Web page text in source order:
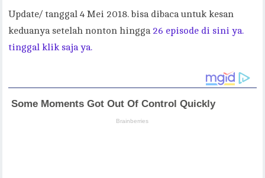
Update/ tanggal 4 Mei 2018. bisa dibaca untuk kesan
keduanya setelah nonton hingga 26 episode di sini ya.
tinggal klik saja ya.